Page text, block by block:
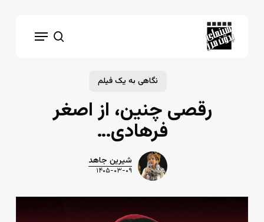
search
Menu
نگاهی به یک فیلم
رقصی چنین، از اصغر
فرهادی…
شیرین جاهد
۱۴۰۵-۰۳-۰۹